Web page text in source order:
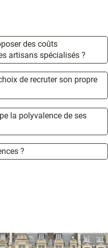
des coûts
artisans spécialisés ?
de recruter son propre
la polyvalence de ses
?